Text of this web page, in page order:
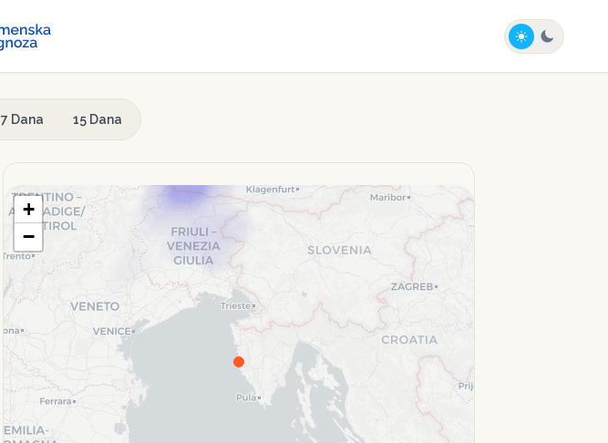
7 Dana 15 Dana
+
−